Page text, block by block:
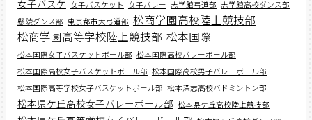
女子バスケ 女子バスケット 女子バレー 志学館弓道部 志学館高校ダンス部
懸陵ダンス部 東京都市大弓道部 松商学園高校陸上競技部
松商学園高等学校陸上競技部 松本国際
松本国際女子バスケットボール部 松本国際高校バレーボール部
松本国際高校女子バスケットボール部 松本国際高校男子バレーボール部
松本国際高等学校女子バスケットボール部 松本深志高校バドミントン部
松本県ケ丘高校女子バレーボール部 松本県ケ丘高校陸上競技部